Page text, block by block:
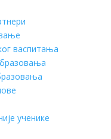
васпитања
ученике